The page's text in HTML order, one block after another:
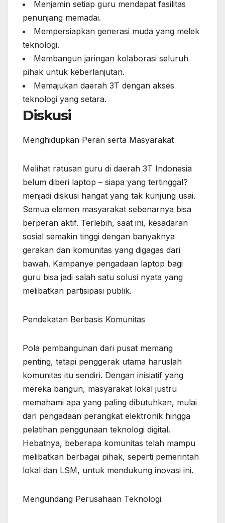
Menjamin setiap guru mendapat fasilitas
penunjang memadai.
Mempersiapkan generasi muda yang melek
teknologi.
Membangun jaringan kolaborasi seluruh
pihak untuk keberlanjutan.
Memajukan daerah 3T dengan akses
teknologi yang setara.
Diskusi
Menghidupkan Peran serta Masyarakat
Melihat ratusan guru di daerah 3T Indonesia
belum diberi laptop – siapa yang tertinggal?
menjadi diskusi hangat yang tak kunjung usai.
Semua elemen masyarakat sebenarnya bisa
berperan aktif. Terlebih, saat ini, kesadaran
sosial semakin tinggi dengan banyaknya
gerakan dan komunitas yang digagas dari
bawah. Kampanye pengadaan laptop bagi
guru bisa jadi salah satu solusi nyata yang
melibatkan partisipasi publik.
Pendekatan Berbasis Komunitas
Pola pembangunan dari pusat memang
penting, tetapi penggerak utama haruslah
komunitas itu sendiri. Dengan inisiatif yang
mereka bangun, masyarakat lokal justru
memahami apa yang paling dibutuhkan, mulai
dari pengadaan perangkat elektronik hingga
pelatihan penggunaan teknologi digital.
Hebatnya, beberapa komunitas telah mampu
melibatkan berbagai pihak, seperti pemerintah
lokal dan LSM, untuk mendukung inovasi ini.
Mengundang Perusahaan Teknologi